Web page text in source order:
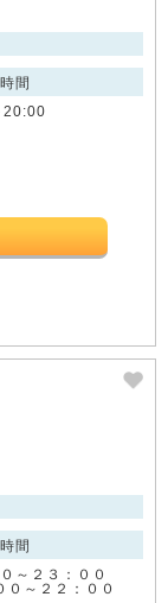
間
20:00
間
０～２３：００
～２２：００